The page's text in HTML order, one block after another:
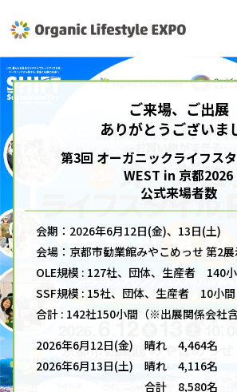
ご来場、ご出展
ありがとうございま
第3回 オーガニックライフス
WEST in 京都2026
公式来場者数
会期：2026年6月12日(金)、13日(土)
会場：京都市勧業館みやこめっせ 第2
OLE規模 : 127社、団体、生産者 140
SSF規模 : 15社、団体、生産者 10小間
合計 : 142社150小間（※出展関係会社含
2026年6月12日(金) 晴れ 4,464名
2026年6月13日(土) 晴れ 4,116名
合計 8,580名